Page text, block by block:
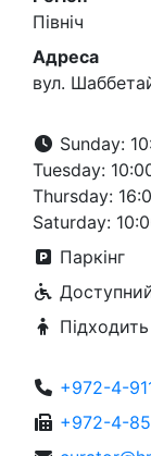
Північ
Адреса
​вул.
Sunday:
Tuesday:
Thursday:
Saturday:
Паркінг
+972-4-
+972-4-